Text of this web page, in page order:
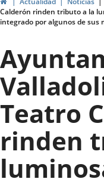
de
Valladolid
Calderón rinden tributo a la
integrado por algunos de sus
Teatro
rinden